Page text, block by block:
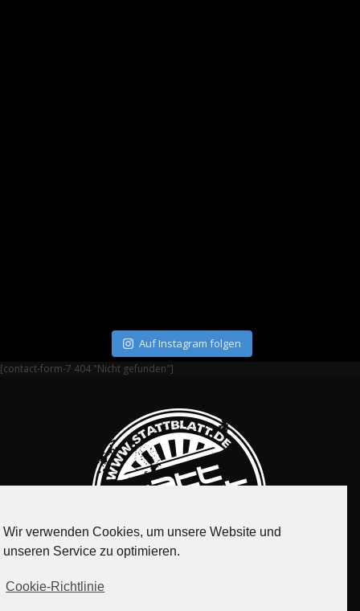
Auf Instagram folgen
[contact-form-7 404 "Nicht gefunden"]
Wir verwenden Cookies, um unsere Website und
unseren Service zu optimieren.
Cookie-Richtlinie